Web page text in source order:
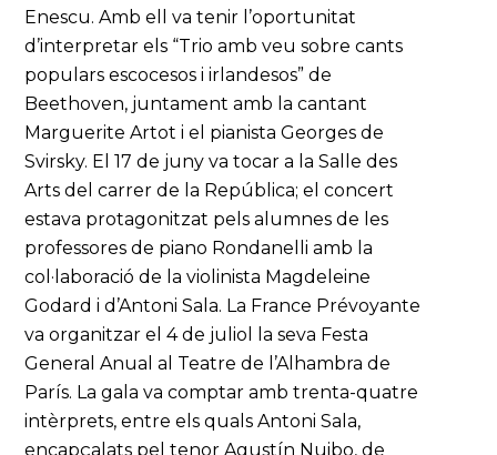
Enescu. Amb ell va tenir l’oportunitat
d’interpretar els “Trio amb veu sobre cants
populars escocesos i irlandesos” de
Beethoven, juntament amb la cantant
Marguerite Artot i el pianista Georges de
Svirsky. El 17 de juny va tocar a la Salle des
Arts del carrer de la República; el concert
estava protagonitzat pels alumnes de les
professores de piano Rondanelli amb la
col·laboració de la violinista Magdeleine
Godard i d’Antoni Sala. La France Prévoyante
va organitzar el 4 de juliol la seva Festa
General Anual al Teatre de l’Alhambra de
París. La gala va comptar amb trenta-quatre
intèrprets, entre els quals Antoni Sala,
encapçalats pel tenor Agustín Nuibo, de